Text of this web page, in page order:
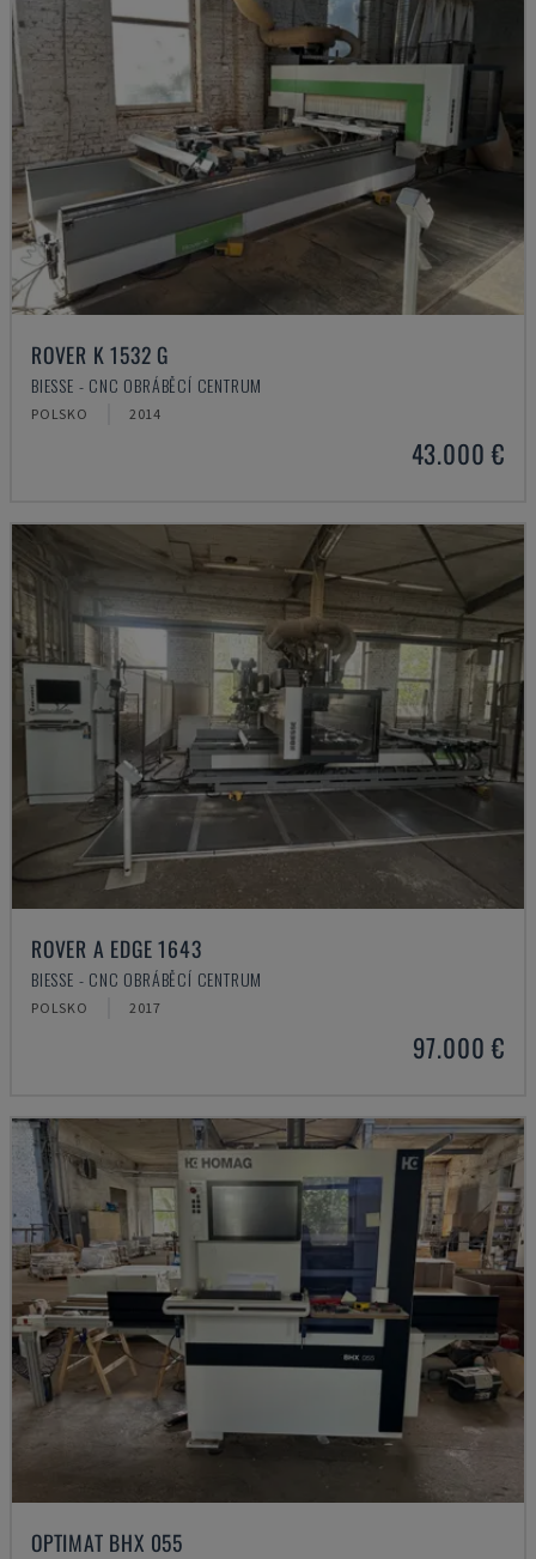
ROVER K 1532 G
BIESSE - CNC OBRÁBĚCÍ CENTRUM
POLSKO 2014
43.000 €
ROVER A EDGE 1643
BIESSE - CNC OBRÁBĚCÍ CENTRUM
POLSKO 2017
97.000 €
OPTIMAT BHX 055